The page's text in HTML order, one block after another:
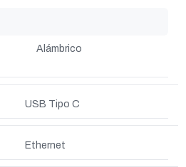
Alámbrico
USB Tipo C
Ethernet